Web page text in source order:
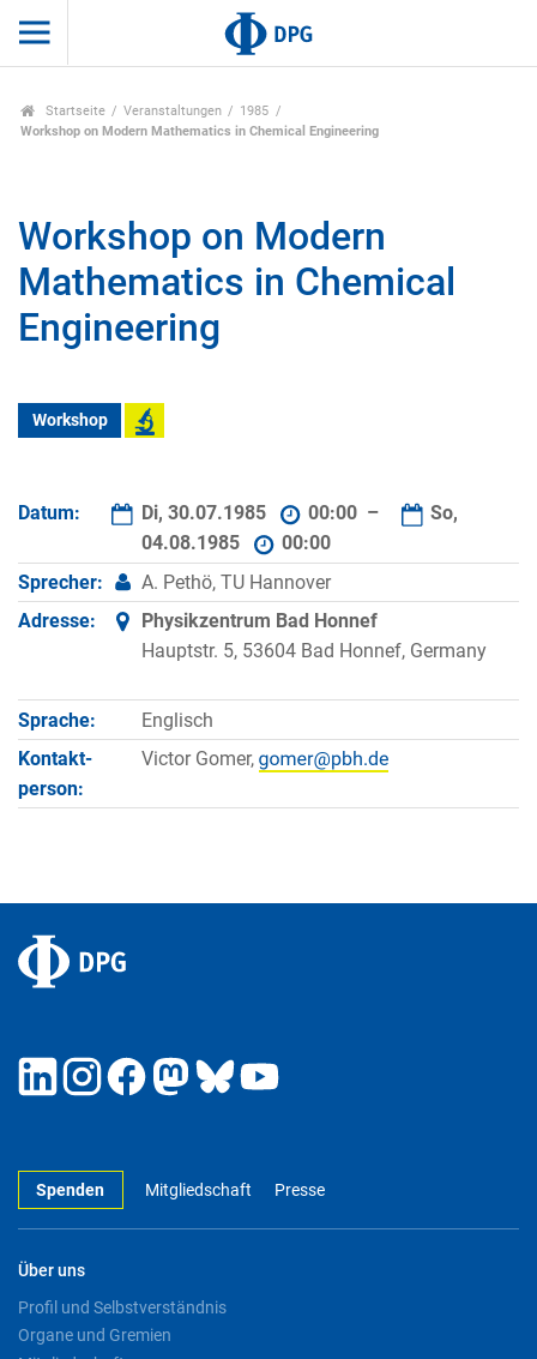
Startseite Veranstaltungen
1985
Workshop on Modern Mathematics in Chemical Engineering
Workshop on Modern
Mathematics in Chemical
Engineering
Workshop
Datum: Di, 30.07.1985 00:00 –
So,
04.08.1985
00:00
Sprecher:
A. Pethö, TU Hannover
Adresse:
Physikzentrum Bad Honnef
Hauptstr. 5, 53604 Bad Honnef, Germany
Sprache:
Englisch
Kontakt­
person:
Victor Gomer,
Spenden Mitgliedschaft Presse
Über uns
Profil und Selbstverständnis
Organe und Gremien